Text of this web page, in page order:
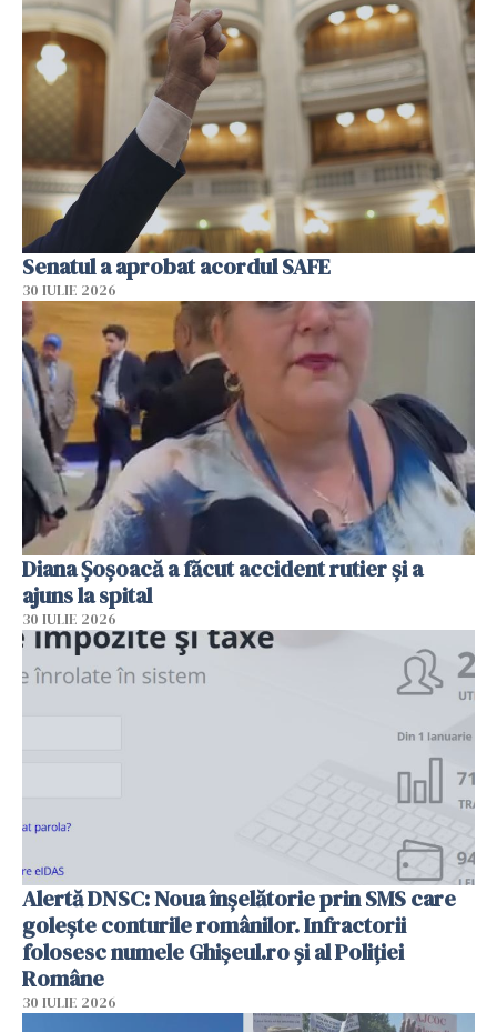
Senatul a aprobat acordul SAFE
30 IULIE 2026
Diana Șoșoacă a făcut accident rutier și a
ajuns la spital
30 IULIE 2026
Alertă DNSC: Noua înșelătorie prin SMS care
golește conturile românilor. Infractorii
folosesc numele Ghișeul.ro și al Poliției
Române
30 IULIE 2026